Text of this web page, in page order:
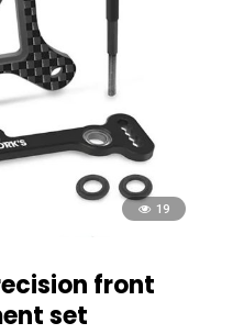
19
front
set